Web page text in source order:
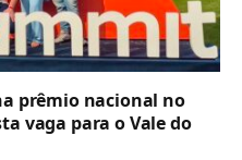
prêmio nacional no
vaga para o Vale do